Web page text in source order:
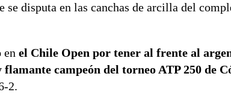
se disputa en las canchas de arcilla del
en el Chile Open por tener al frente al
campeón del torneo ATP 250 de
2.